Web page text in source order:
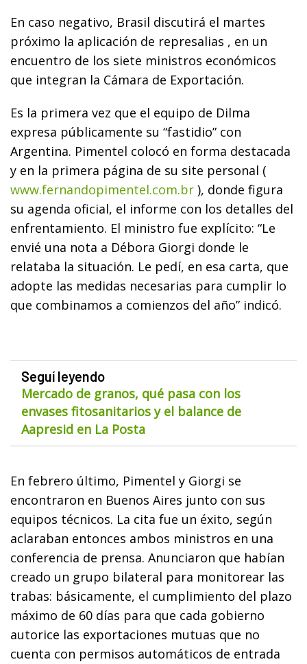
En caso negativo, Brasil discutirá el martes
próximo la aplicación de represalias , en un
encuentro de los siete ministros económicos
que integran la Cámara de Exportación.
Es la primera vez que el equipo de Dilma
expresa públicamente su “fastidio” con
Argentina. Pimentel colocó en forma destacada
y en la primera página de su site personal (
www.fernandopimentel.com.br ), donde figura
su agenda oficial, el informe con los detalles del
enfrentamiento. El ministro fue explícito: “Le
envié una nota a Débora Giorgi donde le
relataba la situación. Le pedí, en esa carta, que
adopte las medidas necesarias para cumplir lo
que combinamos a comienzos del año” indicó.
Seguí leyendo
Mercado de granos, qué pasa con los
envases fitosanitarios y el balance de
Aapresid en La Posta
En febrero último, Pimentel y Giorgi se
encontraron en Buenos Aires junto con sus
equipos técnicos. La cita fue un éxito, según
aclaraban entonces ambos ministros en una
conferencia de prensa. Anunciaron que habían
creado un grupo bilateral para monitorear las
trabas: básicamente, el cumplimiento del plazo
máximo de 60 días para que cada gobierno
autorice las exportaciones mutuas que no
cuenta con permisos automáticos de entrada